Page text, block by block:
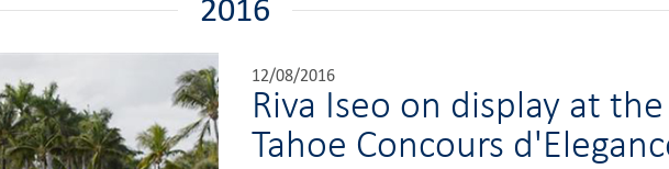
2016
12/08/2016
Riva Iseo on display at the
Tahoe Concours